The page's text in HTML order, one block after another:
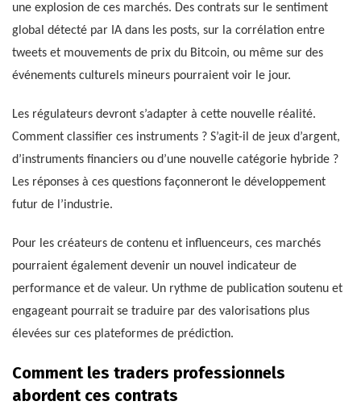
une explosion de ces marchés. Des contrats sur le sentiment
global détecté par IA dans les posts, sur la corrélation entre
tweets et mouvements de prix du Bitcoin, ou même sur des
événements culturels mineurs pourraient voir le jour.
Les régulateurs devront s’adapter à cette nouvelle réalité.
Comment classifier ces instruments ? S’agit-il de jeux d’argent,
d’instruments financiers ou d’une nouvelle catégorie hybride ?
Les réponses à ces questions façonneront le développement
futur de l’industrie.
Pour les créateurs de contenu et influenceurs, ces marchés
pourraient également devenir un nouvel indicateur de
performance et de valeur. Un rythme de publication soutenu et
engageant pourrait se traduire par des valorisations plus
élevées sur ces plateformes de prédiction.
Comment les traders professionnels
abordent ces contrats